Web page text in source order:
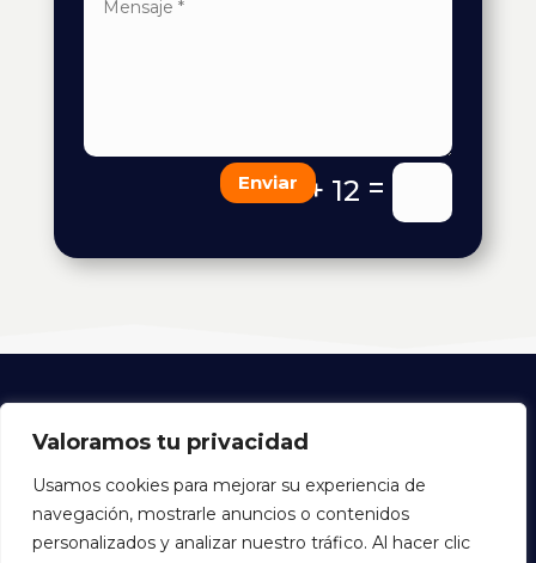
Valoramos tu privacidad
Usamos cookies para mejorar su experiencia de
navegación, mostrarle anuncios o contenidos
personalizados y analizar nuestro tráfico. Al hacer clic
5 + 12 =
Enviar
Instalación, Montaje y Suministro de Bowling
Política de Privacidad